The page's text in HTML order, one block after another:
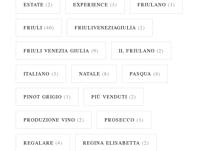
ESTATE (2) EXPERIENCE (3) FRIULANO (3)
FRIULI (40) FRIULIVENEZIAGIULIA (2)
FRIULI VENEZIA GIULIA (9) IL FRIULANO (2)
ITALIANO (3) NATALE (8) PASQUA (4)
PINOT GRIGIO (3) PIÙ VENDUTI (2)
PRODUZIONE VINO (2) PROSECCO (3)
REGALARE (4) REGINA ELISABETTA (2)